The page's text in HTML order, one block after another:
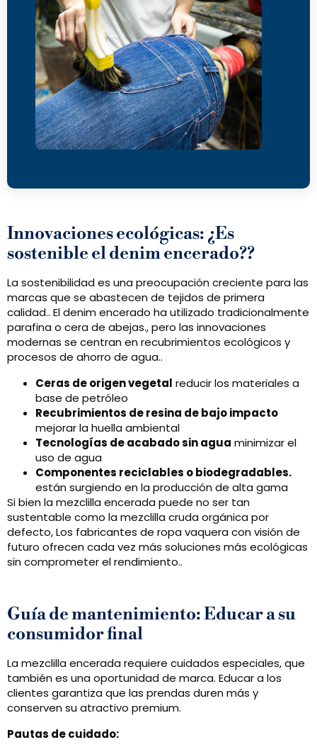
Innovaciones ecológicas: ¿Es
sostenible el denim encerado??
La sostenibilidad es una preocupación creciente para las
marcas que se abastecen de tejidos de primera
calidad.. El denim encerado ha utilizado tradicionalmente
parafina o cera de abejas., pero las innovaciones
modernas se centran en recubrimientos ecológicos y
procesos de ahorro de agua..
Ceras de origen vegetal reducir los materiales a
base de petróleo
Recubrimientos de resina de bajo impacto
mejorar la huella ambiental
Tecnologías de acabado sin agua minimizar el
uso de agua
Componentes reciclables o biodegradables.
están surgiendo en la producción de alta gama
Si bien la mezclilla encerada puede no ser tan
sustentable como la mezclilla cruda orgánica por
defecto, Los fabricantes de ropa vaquera con visión de
futuro ofrecen cada vez más soluciones más ecológicas
sin comprometer el rendimiento..
Guía de mantenimiento: Educar a su
consumidor final
La mezclilla encerada requiere cuidados especiales, que
también es una oportunidad de marca. Educar a los
clientes garantiza que las prendas duren más y
conserven su atractivo premium.
Pautas de cuidado: